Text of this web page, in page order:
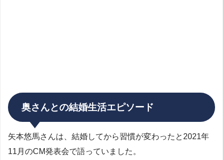
奥さんとの結婚生活エピソード
矢本悠馬さんは、結婚してから習慣が変わったと2021年
11月のCM発表会で語っていました。